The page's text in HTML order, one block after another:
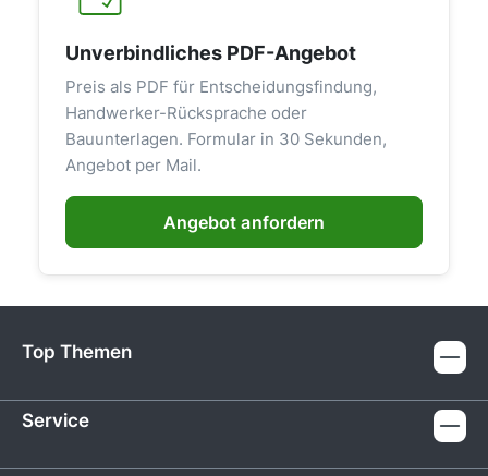
Unverbindliches PDF-Angebot
Preis als PDF für Entscheidungsfindung,
Handwerker-Rücksprache oder
Bauunterlagen. Formular in 30 Sekunden,
Angebot per Mail.
Angebot anfordern
Top Themen
Service